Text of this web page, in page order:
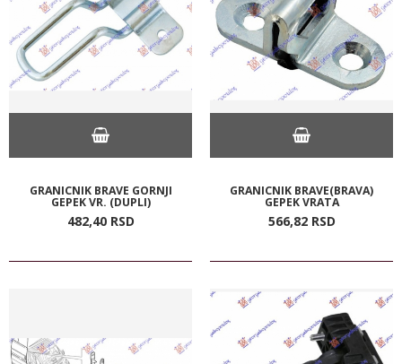
GRANICNIK BRAVE GORNJI
GEPEK VR. (DUPLI)
482,40 RSD
GRANICNIK BRAVE(BRAVA)
GEPEK VRATA
566,82 RSD